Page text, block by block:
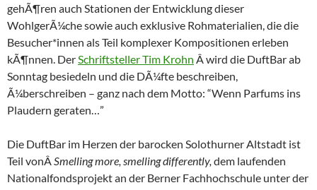
gehÃ¶ren auch Stationen der Entwicklung dieser
WohlgerÃ¼che sowie auch exklusive Rohmaterialien, die die
Besucher*innen als Teil komplexer Kompositionen erleben
kÃ¶nnen. DerSchriftstellerTim Krohn Â wird die DuftBar ab
Sonntag besiedeln und die DÃ¼fte beschreiben,
Ã¼berschreiben – ganz nach dem Motto: “Wenn Parfums ins
Plaudern geraten…”
Die DuftBar im Herzen der barocken Solothurner Altstadt ist
Teil vonÂSmelling more, smelling differently, dem laufenden
Nationalfondsprojekt an der Berner Fachhochschule unter der